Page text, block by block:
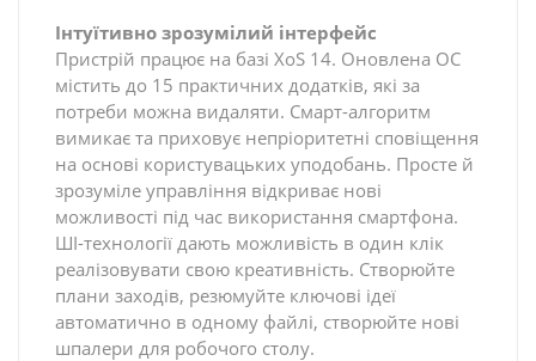
Інтуїтивно зрозумілий інтерфейс
Пристрій працює на базі XoS 14. Оновлена ОС
містить до 15 практичних додатків, які за
потреби можна видаляти. Смарт-алгоритм
вимикає та приховує непріоритетні сповіщення
на основі користувацьких уподобань. Просте й
зрозуміле управління відкриває нові
можливості під час використання смартфона.
ШІ-технології дають можливість в один клік
реалізовувати свою креативність. Створюйте
плани заходів, резюмуйте ключові ідеї
автоматично в одному файлі, створюйте нові
шпалери для робочого столу.